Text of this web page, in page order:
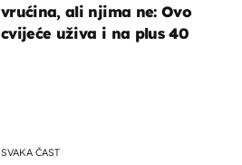
SVAKA ČAST
vrućina, ali njima ne: Ovo
cvijeće uživa i na plus 40